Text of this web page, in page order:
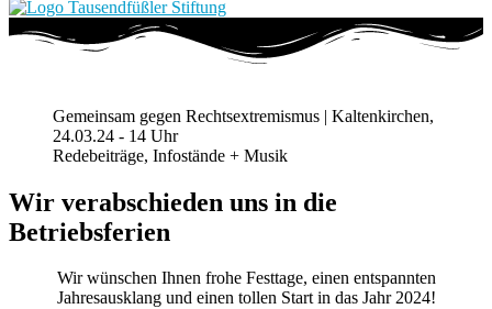
Gemeinsam gegen Rechtsextremismus | Kaltenkirchen,
24.03.24 - 14 Uhr
Redebeiträge, Infostände + Musik
Wir verabschieden uns in die
Betriebsferien
Wir wünschen Ihnen frohe Festtage, einen entspannten
Jahresausklang und einen tollen Start in das Jahr 2024!